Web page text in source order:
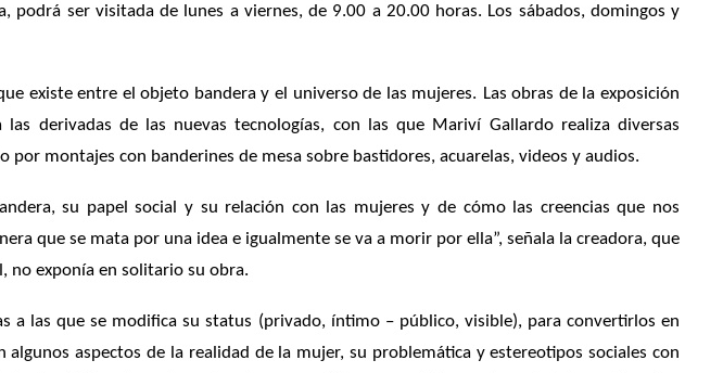
ser visitada de lunes a viernes, de 9.00 a 20.00 horas. Los sábados, domingos y
existe entre el objeto bandera y el universo de las mujeres. Las obras de la exposición
las derivadas de las nuevas tecnologías, con las que Mariví Gallardo realiza diversas
montajes con banderines de mesa sobre bastidores, acuarelas, videos y audios.
su papel social y su relación con las mujeres y de cómo las creencias que nos
que se mata por una idea e igualmente se va a morir por ella”, señala la creadora, que
no exponía en solitario su obra.
a las que se modifica su status (privado, íntimo – público, visible), para convertirlos en
aspectos de la realidad de la mujer, su problemática y estereotipos sociales con